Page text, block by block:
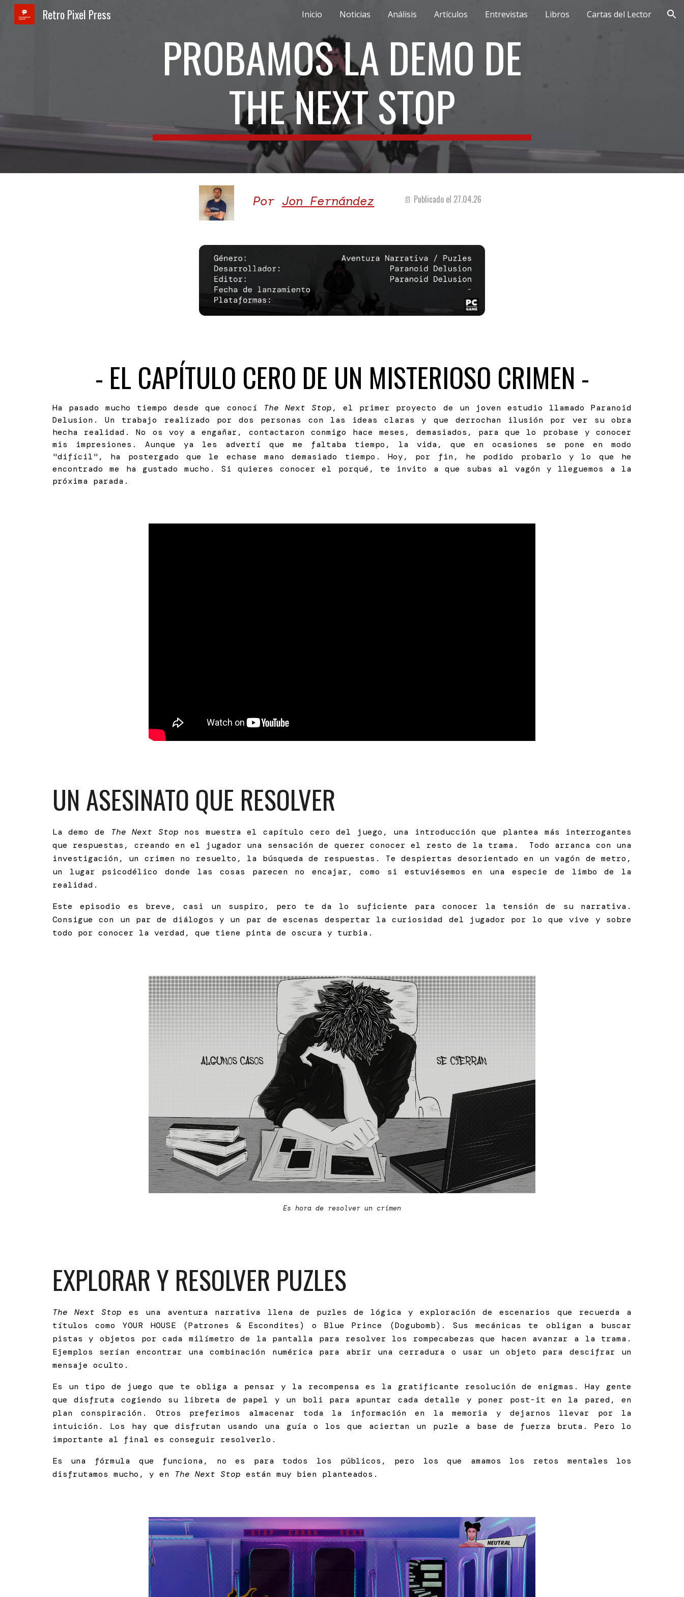
Skip to navigation
Retro Pixel Press Inicio Noticias Análisis Artículos Entrevistas Libros Cartas del Lector
PROBAMOS LA DEMO DE
THE NEXT STOP
Por Jon Fernández 📄 Publicado el 27.04.26
- EL CAPÍTULO CERO DE UN MISTERIOSO CRIMEN -
Ha pasado mucho tiempo desde que conocí The Next Stop, el primer proyecto de un joven estudio llamado Paranoid
Delusion. Un trabajo realizado por dos personas con las ideas claras y que derrochan ilusión por ver su obra
hecha realidad. No os voy a engañar, contactaron conmigo hace meses, demasiados, para que lo probase y conocer
mis impresiones. Aunque ya les advertí que me faltaba tiempo, la vida, que en ocasiones se pone en modo
"difícil", ha postergado que le echase mano demasiado tiempo. Hoy, por fin, he podido probarlo y lo que he
encontrado me ha gustado mucho. Si quieres conocer el porqué, te invito a que subas al vagón y lleguemos a la
próxima parada.
UN ASESINATO QUE RESOLVER
La demo de The Next Stop nos muestra el capítulo cero del juego, una introducción que plantea más interrogantes
que respuestas, creando en el jugador una sensación de querer conocer el resto de la trama. Todo arranca con una
investigación, un crimen no resuelto, la búsqueda de respuestas. Te despiertas desorientado en un vagón de metro,
un lugar psicodélico donde las cosas parecen no encajar, como si estuviésemos en una especie de limbo de la
realidad.
Este episodio es breve, casi un suspiro, pero te da lo suficiente para conocer la tensión de su narrativa.
Consigue con un par de diálogos y un par de escenas despertar la curiosidad del jugador por lo que vive y sobre
todo por conocer la verdad, que tiene pinta de oscura y turbia.
Es hora de resolver un crimen
EXPLORAR Y RESOLVER PUZLES
The Next Stop es una aventura narrativa llena de puzles de lógica y exploración de escenarios que recuerda a
títulos como YOUR HOUSE (Patrones & Escondites) o Blue Prince (Dogubomb). Sus mecánicas te obligan a buscar
pistas y objetos por cada milímetro de la pantalla para resolver los rompecabezas que hacen avanzar a la trama.
Ejemplos serían encontrar una combinación numérica para abrir una cerradura o usar un objeto para descifrar un
mensaje oculto.
Es un tipo de juego que te obliga a pensar y la recompensa es la gratificante resolución de enigmas. Hay gente
que disfruta cogiendo su libreta de papel y un boli para apuntar cada detalle y poner post-it en la pared, en
plan conspiración. Otros preferimos almacenar toda la información en la memoria y dejarnos llevar por la
intuición. Los hay que disfrutan usando una guía o los que aciertan un puzle a base de fuerza bruta. Pero lo
importante al final es conseguir resolverlo.
Es una fórmula que funciona, no es para todos los públicos, pero los que amamos los retos mentales los
disfrutamos mucho, y en
The Next Stop están muy bien planteados.